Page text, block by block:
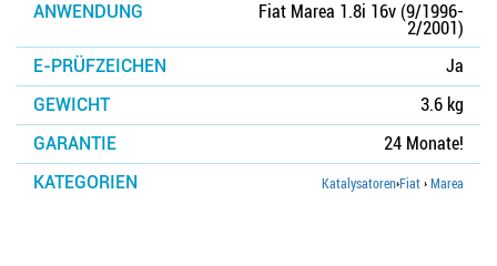
ANWENDUNG
Fiat Marea 1.8i 16v (9/1996-
2/2001)
E-PRÜFZEICHEN
Ja
GEWICHT
3.6 kg
GARANTIE
24 Monate!
KATEGORIEN
Katalysatoren›Fiat › Marea